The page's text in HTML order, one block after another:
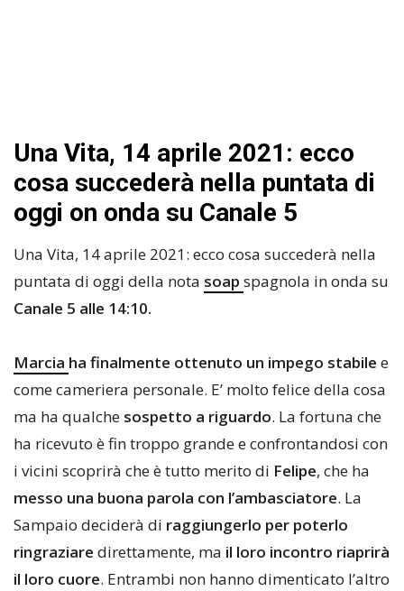
Una Vita, 14 aprile 2021: ecco
cosa succederà nella puntata di
oggi on onda su Canale 5
Una Vita, 14 aprile 2021: ecco cosa succederà nella
puntata di oggi della nota soap spagnola in onda su
Canale 5 alle 14:10.
Marcia ha finalmente ottenuto un impego stabile e
come cameriera personale. E’ molto felice della cosa
ma ha qualche sospetto a riguardo. La fortuna che
ha ricevuto è fin troppo grande e confrontandosi con
i vicini scoprirà che è tutto merito di Felipe, che ha
messo una buona parola con l’ambasciatore. La
Sampaio deciderà di raggiungerlo per poterlo
ringraziare direttamente, ma il loro incontro riaprirà
il loro cuore. Entrambi non hanno dimenticato l’altro